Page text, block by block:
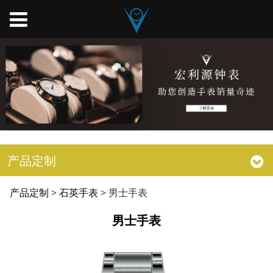
产品定制
男士手表
产品定制 >石英手表 > 男士手表
男士手表